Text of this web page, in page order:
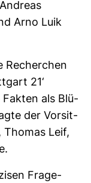
Arno Luik
Recher­chen
21‘
Fakten als Blü­
der Vor­sit­
Leif,
Fra­ge­